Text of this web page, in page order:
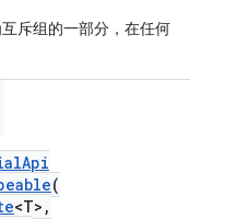
斥组的一部分，在任何
(
<T>,